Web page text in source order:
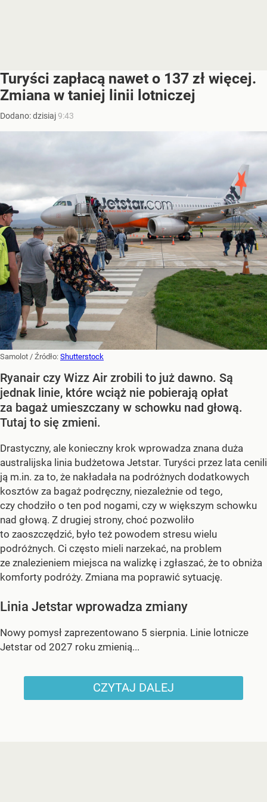
Turyści zapłacą nawet o 137 zł więcej.
Zmiana w taniej linii lotniczej
Dodano:dzisiaj9:43
Samolot / Źródło: Shutterstock
Ryanair czy Wizz Air zrobili to już dawno. Są
jednak linie, które wciąż nie pobierają opłat
za bagaż umieszczany w schowku nad głową.
Tutaj to się zmieni.
Drastyczny, ale konieczny krok wprowadza znana duża
australijska linia budżetowa Jetstar. Turyści przez lata cenili
ją m.in. za to, że nakładała na podróżnych dodatkowych
kosztów za bagaż podręczny, niezależnie od tego,
czy chodziło o ten pod nogami, czy w większym schowku
nad głową. Z drugiej strony, choć pozwoliło
to zaoszczędzić, było też powodem stresu wielu
podróżnych. Ci często mieli narzekać, na problem
ze znalezieniem miejsca na walizkę i zgłaszać, że to obniża
komforty podróży. Zmiana ma poprawić sytuację.
Linia Jetstar wprowadza zmiany
Nowy pomysł zaprezentowano 5 sierpnia. Linie lotnicze
Jetstar od 2027 roku zmienią...
CZYTAJ DALEJ